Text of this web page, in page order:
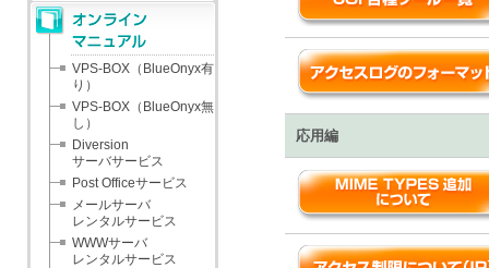
VPS-BOX（BlueOnyx有
り）
VPS-BOX（BlueOnyx無
し）
Diversion
サーバサービス
Post Officeサービス
メールサーバ
レンタルサービス
WWWサーバ
レンタルサービス
応用編